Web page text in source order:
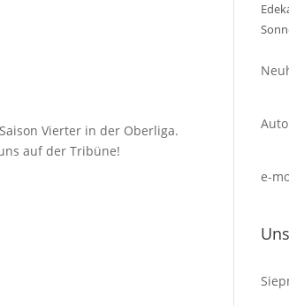
Vierter in der Oberliga.
auf der Tribüne!
e-